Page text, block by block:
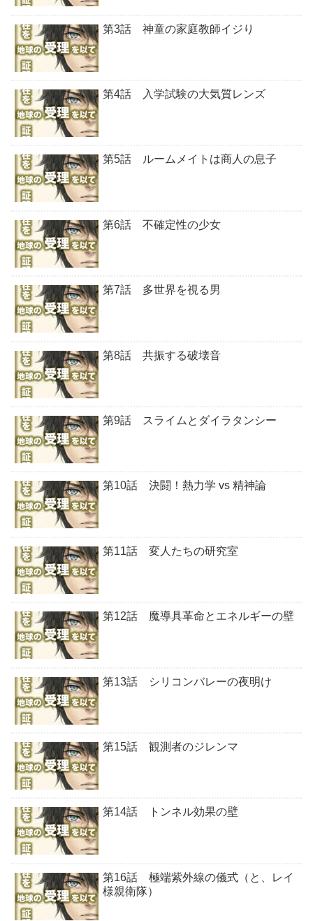
第3話 神童の家庭教師イジり
第4話 入学試験の大気質レンズ
第5話 ルームメイトは商人の息子
第6話 不確定性の少女
第7話 多世界を視る男
第8話 共振する破壊音
第9話 スライムとダイラタンシー
第10話 決闘！熱力学 vs 精神論
第11話 変人たちの研究室
第12話 魔導具革命とエネルギーの壁
第13話 シリコンバレーの夜明け
第15話 観測者のジレンマ
第14話 トンネル効果の壁
第16話 極端紫外線の儀式（と、レイ
様親衛隊）